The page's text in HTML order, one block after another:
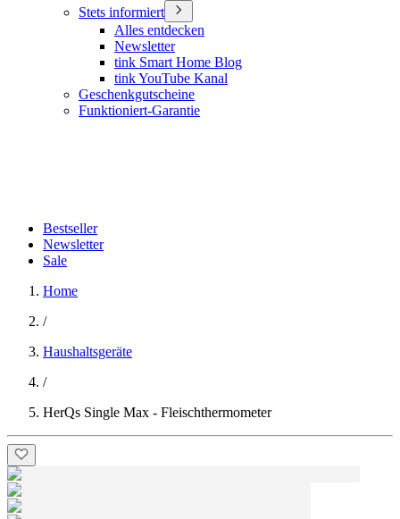
Stets informiert
Alles entdecken
Newsletter
tink Smart Home Blog
tink YouTube Kanal
Geschenkgutscheine
Funktioniert-Garantie
Bestseller
Newsletter
Sale
Home
/
Haushaltsgeräte
/
HerQs Single Max - Fleischthermometer